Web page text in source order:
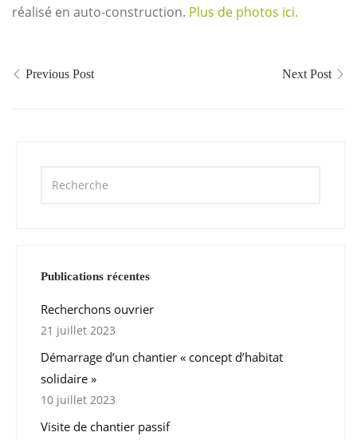
réalisé en auto-construction. Plus de photos ici.
Previous Post Next Post
Publications récentes
Recherchons ouvrier
21 juillet 2023
Démarrage d’un chantier « concept d’habitat
solidaire »
10 juillet 2023
Visite de chantier passif